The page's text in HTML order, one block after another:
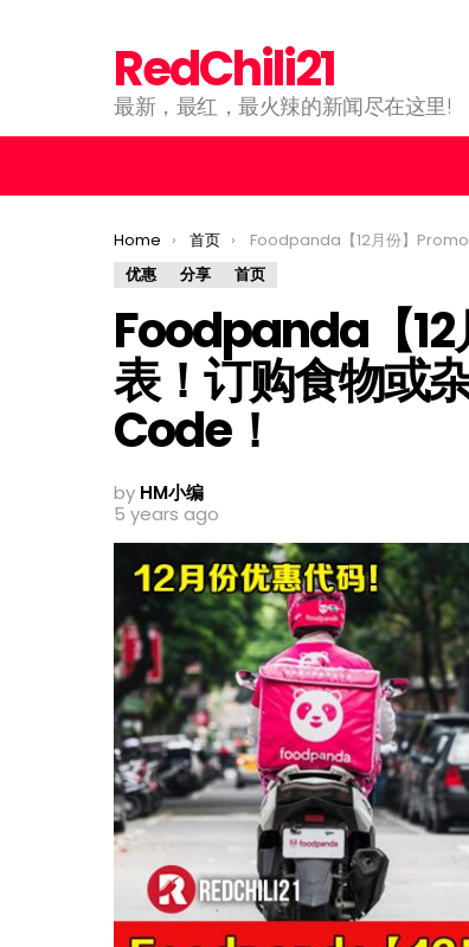
RedChili21
最新，最红，最火辣的新闻尽在这里!
You are here:
Home 首页
Foodpanda【12月份】Promo Code完整列表！订购食物或杂货，记得使用
优惠
分享 首页
Foodpanda【
表！订购食物或
Code！
by HM小编
5 years ago